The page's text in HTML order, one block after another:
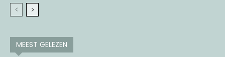
MEEST GELEZEN